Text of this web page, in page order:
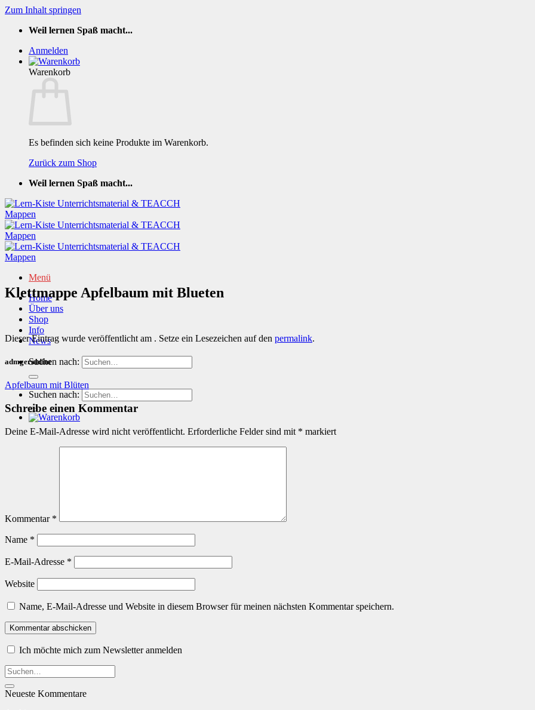
Zum Inhalt springen
Weil lernen Spaß macht...
Anmelden
Warenkorb
Es befinden sich keine Produkte im Warenkorb.
Zurück zum Shop
Weil lernen Spaß macht...
Menü
Home
Über uns
Shop
Info
News
Suchen nach:
Suchen nach:
Klettmappe Apfelbaum mit Blueten
Dieser Eintrag wurde veröffentlicht am . Setze ein Lesezeichen auf den permalink.
admgeraldine
Apfelbaum mit Blüten
Schreibe einen Kommentar
Deine E-Mail-Adresse wird nicht veröffentlicht. Erforderliche Felder sind mit * markiert
Kommentar *
Name *
E-Mail-Adresse *
Website
Name, E-Mail-Adresse und Website in diesem Browser für meinen nächsten Kommentar speichern.
Ich möchte mich zum Newsletter anmelden
Neueste Kommentare